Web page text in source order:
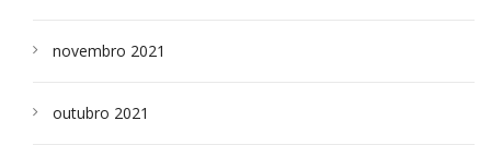
novembro 2021
outubro 2021